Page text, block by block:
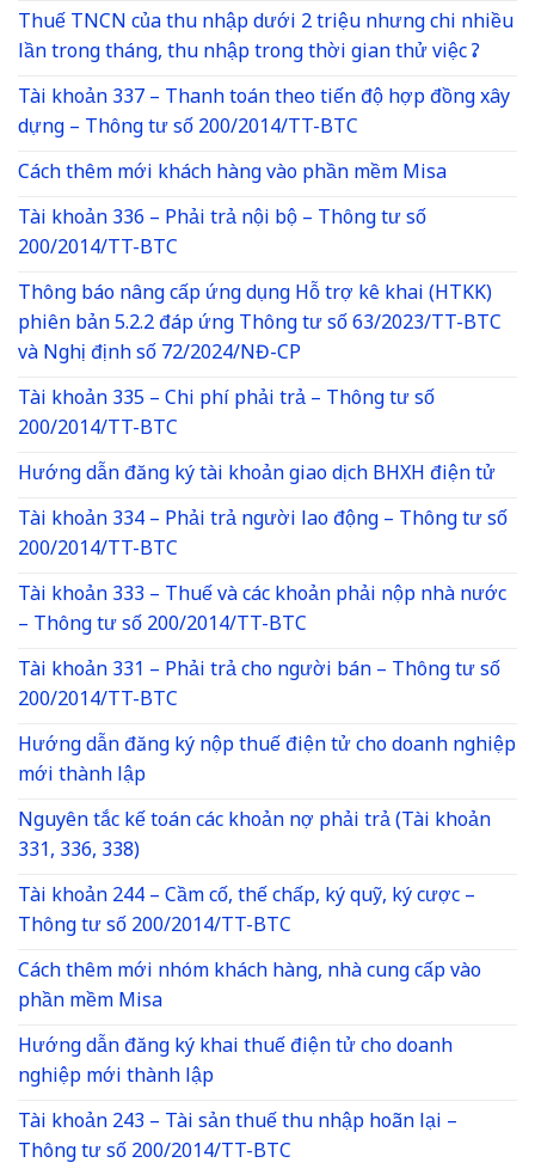
Thuế TNCN của thu nhập dưới 2 triệu nhưng chi nhiều
lần trong tháng, thu nhập trong thời gian thử việc ?
Tài khoản 337 – Thanh toán theo tiến độ hợp đồng xây
dựng – Thông tư số 200/2014/TT-BTC
Cách thêm mới khách hàng vào phần mềm Misa
Tài khoản 336 – Phải trả nội bộ – Thông tư số
200/2014/TT-BTC
Thông báo nâng cấp ứng dụng Hỗ trợ kê khai (HTKK)
phiên bản 5.2.2 đáp ứng Thông tư số 63/2023/TT-BTC
và Nghị định số 72/2024/NĐ-CP
Tài khoản 335 – Chi phí phải trả – Thông tư số
200/2014/TT-BTC
Hướng dẫn đăng ký tài khoản giao dịch BHXH điện tử
Tài khoản 334 – Phải trả người lao động – Thông tư số
200/2014/TT-BTC
Tài khoản 333 – Thuế và các khoản phải nộp nhà nước
– Thông tư số 200/2014/TT-BTC
Tài khoản 331 – Phải trả cho người bán – Thông tư số
200/2014/TT-BTC
Hướng dẫn đăng ký nộp thuế điện tử cho doanh nghiệp
mới thành lập
Nguyên tắc kế toán các khoản nợ phải trả (Tài khoản
331, 336, 338)
Tài khoản 244 – Cầm cố, thế chấp, ký quỹ, ký cược –
Thông tư số 200/2014/TT-BTC
Cách thêm mới nhóm khách hàng, nhà cung cấp vào
phần mềm Misa
Hướng dẫn đăng ký khai thuế điện tử cho doanh
nghiệp mới thành lập
Tài khoản 243 – Tài sản thuế thu nhập hoãn lại –
Thông tư số 200/2014/TT-BTC